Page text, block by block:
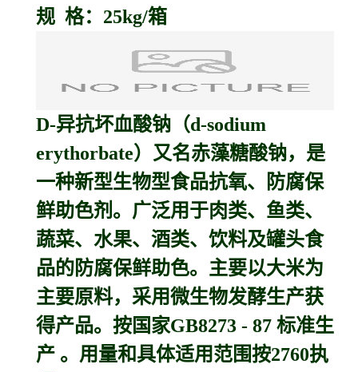
规 格：25kg/箱
D-异抗坏血酸钠 （d-sodium
erythorbate）又名赤藻糖酸钠，是
一种新型生物型食品抗氧、防腐保
鲜助色剂。广泛用于肉类、鱼类、
蔬菜、水果、酒类、饮料及罐头食
品的防腐保鲜助色。主要以大米为
主要原料，采用微生物发酵生产获
得产品。按国家GB8273 - 87 标准生
产 。用量和具体适用范围按2760执